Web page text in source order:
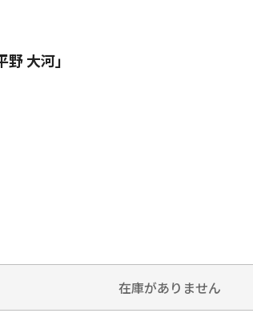
大河」
在庫がありません